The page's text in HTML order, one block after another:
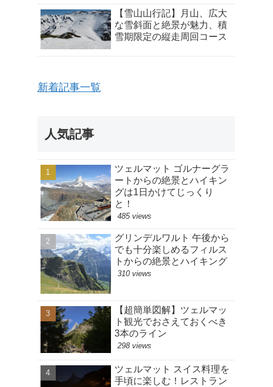
【雪山山行記】月山、広大
な雪斜面と絶景が魅力、積
雪期限定の縦走周回コース
新着記事一覧
人気記事
ツェルマット ゴルナーグラ
ートからの絶景とハイキン
グは1日かけてじっくり
と！
485 views
グリンデルワルト 午後から
でも十分楽しめるフィルス
トからの絶景とハイキング
310 views
【超簡単図解】ツェルマッ
ト観光でおさえておくべき
3本のライン
298 views
ツェルマット スイス料理を
手頃に楽しむ！レストラン